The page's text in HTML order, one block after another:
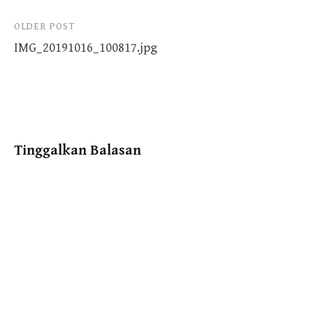
Post
navigation
OLDER POST
IMG_20191016_100817.jpg
Tinggalkan Balasan